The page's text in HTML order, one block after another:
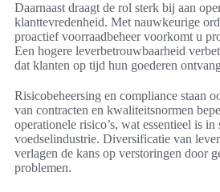
Daarnaast draagt de rol sterk bij aan
klanttevredenheid. Met nauwkeurige
proactief voorraadbeheer voorkomt u
Een hogere leverbetrouwbaarheid
dat klanten op tijd hun goederen
Risicobeheersing en compliance staan
van contracten en kwaliteitsnormen
operationele risico’s, wat essentieel is in
voedselindustrie. Diversificatie van
verlagen de kans op verstoringen door
problemen.